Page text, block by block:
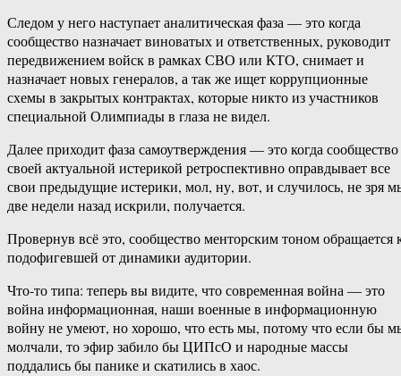
Следом у него наступает аналитическая фаза — это когда
сообщество назначает виноватых и ответственных, руководит
передвижением войск в рамках СВО или КТО, снимает и
назначает новых генералов, а так же ищет коррупционные
схемы в закрытых контрактах, которые никто из участников
специальной Олимпиады в глаза не видел.
Далее приходит фаза самоутверждения — это когда сообщество
своей актуальной истерикой ретроспективно оправдывает все
свои предыдущие истерики, мол, ну, вот, и случилось, не зря
две недели назад искрили, получается.
Провернув всё это, сообщество менторским тоном обращается
подофигевшей от динамики аудитории.
Что-то типа: теперь вы видите, что современная война — это
война информационная, наши военные в информационную
войну не умеют, но хорошо, что есть мы, потому что если бы
молчали, то эфир забило бы ЦИПсО и народные массы
поддались бы панике и скатились в хаос.